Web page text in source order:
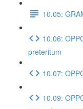
10.05:
10.06:
preteritum
10.07:
10.09: